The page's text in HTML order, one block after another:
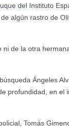
del Instituto
algún rastro de
de la otra
Ángeles
profundidad, en el
Tomás